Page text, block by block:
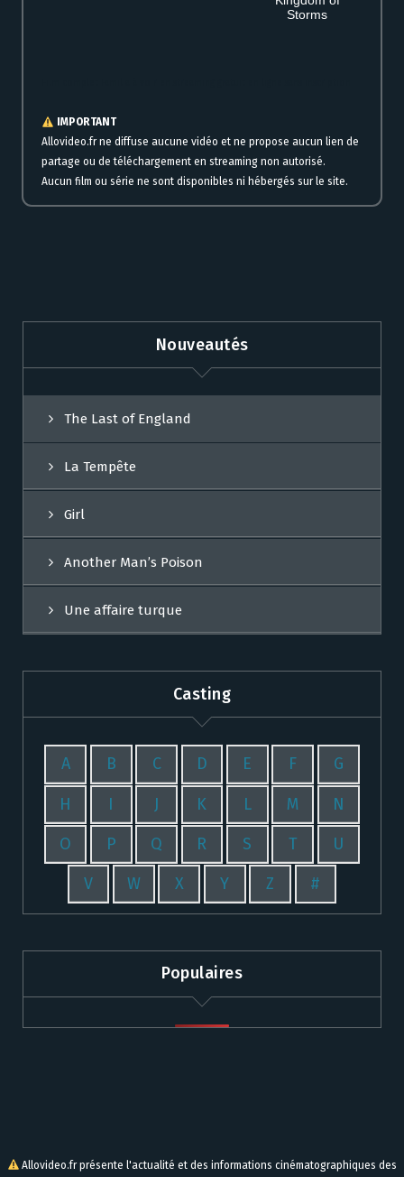
Storms
IMPORTANT
Allovideo.fr ne diffuse aucune vidéo et ne propose aucun lien de
partage ou de téléchargement en streaming non autorisé.
Aucun film ou série ne sont disponibles ni hébergés sur le site.
Nouveautés
The Last of England
La Tempête
Girl
Another Man’s Poison
Une affaire turque
Casting
A B C D E F G
H I J K L M N
O P Q R S T U
V W X Y Z #
Populaires
Allovideo.fr présente l'actualité et des informations cinématographiques des